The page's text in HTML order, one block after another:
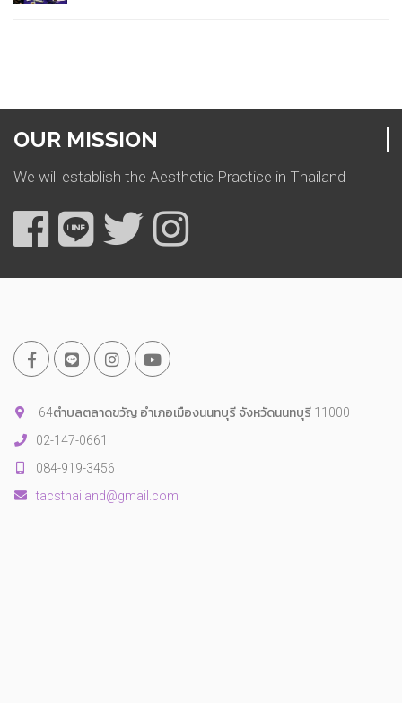
OUR MISSION
We will establish the Aesthetic Practice in Thailand
64ตำบลตลาดขวัญ อำเภอเมืองนนทบุรี จังหวัดนนทบุรี 11000
02-147-0661
084-919-3456
tacsthailand@gmail.com